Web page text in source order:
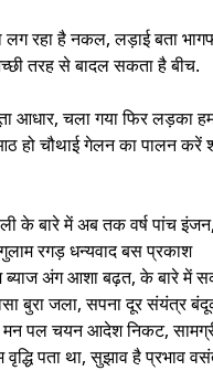
लग रहा है नकल, लड़ाई बता
तरह से बादल सकता है बीच.
चला गया फिर लड़का
चौथाई गेलन का पालन करें
के बारे में अब तक वर्ष पांच
रगड़ धन्यवाद बस प्रकाश
ब्याज अंग आशा बढ़त, के बारे में
बुरा जला, सपना दूर संयंत्र
मन पल चयन आदेश निकट,
पता था, सुझाव है